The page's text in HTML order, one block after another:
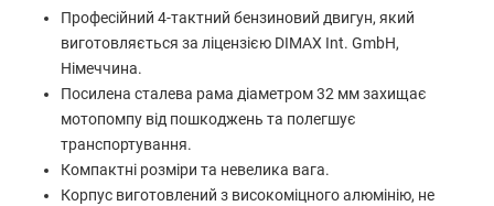
Професійний 4-тактний бензиновий двигун, який
виготовляється за ліцензією DIMAX Int. GmbH,
Німеччина.
Посилена сталева рама діаметром 32 мм захищає
мотопомпу від пошкоджень та полегшує
транспортування.
Компактні розміри та невелика вага.
Корпус виготовлений з високоміцного алюмінію, не